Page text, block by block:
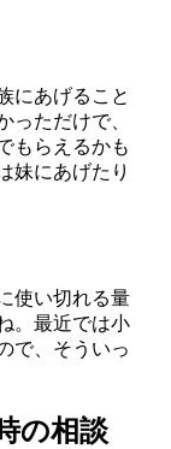
にあげること
っただけで、
もらえるかも
妹にあげたり
使い切れる量
。最近では小
で、そういっ
の相談